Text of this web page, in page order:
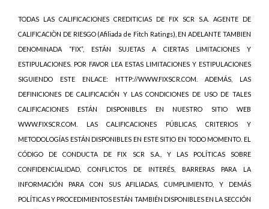
TODAS LAS CALIFICACIONES CREDITICIAS DE FIX SCR S.A. AGENTE DE
CALIFICACIÒN DE RIESGO (Afiliada de Fitch Ratings), EN ADELANTE TAMBIEN
DENOMINADA “FIX”, ESTÁN SUJETAS A CIERTAS LIMITACIONES Y
ESTIPULACIONES. POR FAVOR LEA ESTAS LIMITACIONES Y ESTIPULACIONES
SIGUIENDO ESTE ENLACE: HTTP://WWW.FIXSCR.COM. ADEMÁS, LAS
DEFINICIONES DE CALIFICACIÓN Y LAS CONDICIONES DE USO DE TALES
CALIFICACIONES ESTÁN DISPONIBLES EN NUESTRO SITIO WEB
WWW.FIXSCR.COM. LAS CALIFICACIONES PÚBLICAS, CRITERIOS Y
METODOLOGÍAS ESTÁN DISPONIBLES EN ESTE SITIO EN TODO MOMENTO. EL
CÓDIGO DE CONDUCTA DE FIX SCR S.A., Y LAS POLÍTICAS SOBRE
CONFIDENCIALIDAD, CONFLICTOS DE INTERÉS, BARRERAS PARA LA
INFORMACIÓN PARA CON SUS AFILIADAS, CUMPLIMIENTO, Y DEMÁS
POLÍTICAS Y PROCEDIMIENTOS ESTÁN TAMBIÉN DISPONIBLES EN LA SECCIÓN